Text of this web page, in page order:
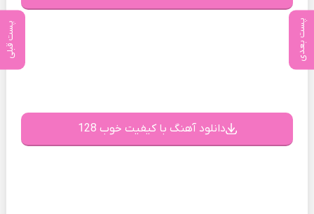
پست بعدی پست قبلی
دانلود آهنگ با کیفیت خوب 128